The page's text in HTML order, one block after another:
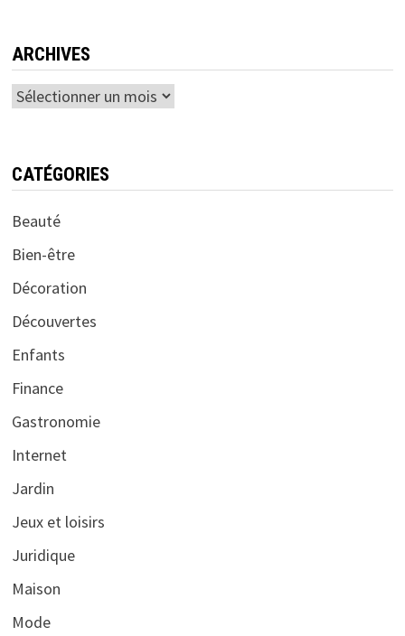
ARCHIVES
Archives
CATÉGORIES
Beauté
Bien-être
Décoration
Découvertes
Enfants
Finance
Gastronomie
Internet
Jardin
Jeux et loisirs
Juridique
Maison
Mode